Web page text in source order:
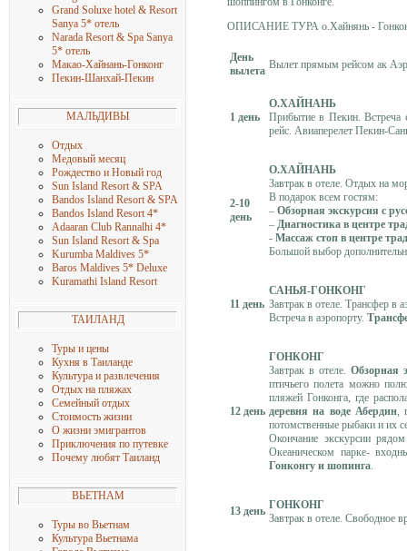
Grand Soluxe hotel & Resort
Sanya 5* отель
Narada Resort & Spa Sanya
5* отель
Макао-Хайнань-Гонконг
Пекин-Шанхай-Пекин
МАЛЬДИВЫ
Отдых
Медовый месяц
Рождество и Новый год
Sun Island Resort & SPA
Bandos Island Resort & SPA
Bandos Island Resort 4*
Adaaran Club Rannalhi 4*
Sun Island Resort & Spa
Kurumba Maldives 5*
Baros Maldives 5* Deluxe
Kuramathi Island Resort
ТАИЛАНД
Туры и цены
Кухня в Таиланде
Культура и развлечения
Отдых на пляжах
Семейный отдых
Стоимость жизни
О жизни эмигрантов
Приключения по путевке
Почему любят Таиланд
ВЬЕТНАМ
Туры во Вьетнам
Культура Вьетнама
ОПИСАНИЕ ТУРА о.Хайнянь -
День
вылета Вылет прямым рейсом ак
1 день
О.ХАЙНАНЬ
Прибытие в Пекин. Встреча
рейс. Авиаперелет Пекин-
2-10
день
О.ХАЙНАНЬ
Завтрак в отеле. Отдых на
В подарок всем гостям:
– Обзорная экскурсия с
– Диагностика в центре
- Массаж стоп в центре
Большой выбор
11 день
САНЬЯ-ГОНКОНГ
Завтрак в отеле. Трансфер в
Встреча в аэропорту.
12 день
ГОНКОНГ
Завтрак в отеле. Обзорная
птичьего полета можно
пляжей Гонконга, где
деревня на воде Абердин,
потомственные рыбаки и их
Окончание экскурсии
Океаническом парке-
Гонконгу и шопинга.
13 день ГОНКОНГ
Завтрак в отеле. Свободное